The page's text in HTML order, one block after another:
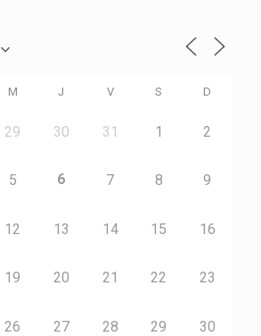
M J V S D
29 30 31 1 2
5 6 7 8 9
12 13 14 15 16
19 20 21 22 23
26 27 28 29 30